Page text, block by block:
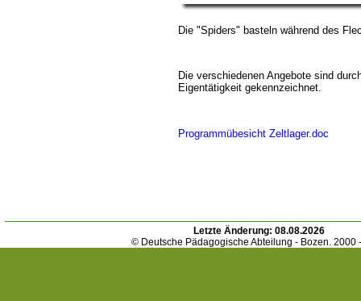
Die "Spiders" basteln während des
Die verschiedenen Angebote sind
Eigentätigkeit gekennzeichnet.
Programmübesicht Zeltlager.doc
Letzte Änderung: 08.08.2026
© Deutsche Pädagogische Abteilung - Bozen. 2000